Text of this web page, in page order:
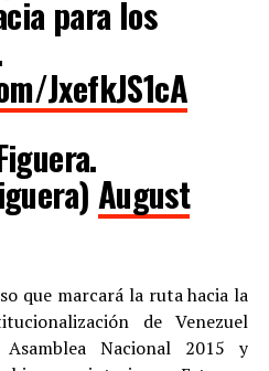
para los
JxefkJS1cA
August
que marcará la ruta hacia la
de Venezuel
Nacional 2015 y